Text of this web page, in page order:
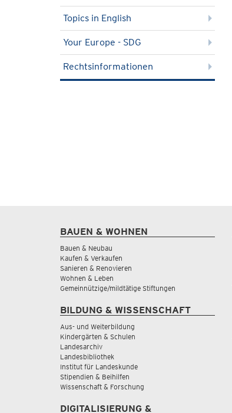
Topics in English
Your Europe - SDG
Rechtsinformationen
BAUEN & WOHNEN
Bauen & Neubau
Kaufen & Verkaufen
Sanieren & Renovieren
Wohnen & Leben
Gemeinnützige/mildtätige Stiftungen
BILDUNG & WISSENSCHAFT
Aus- und Weiterbildung
Kindergärten & Schulen
Landesarchiv
Landesbibliothek
Institut für Landeskunde
Stipendien & Beihilfen
Wissenschaft & Forschung
DIGITALISIERUNG &